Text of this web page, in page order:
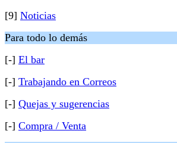
[9] Noticias
Para todo lo demás
[-] El bar
[-] Trabajando en Correos
[-] Quejas y sugerencias
[-] Compra / Venta